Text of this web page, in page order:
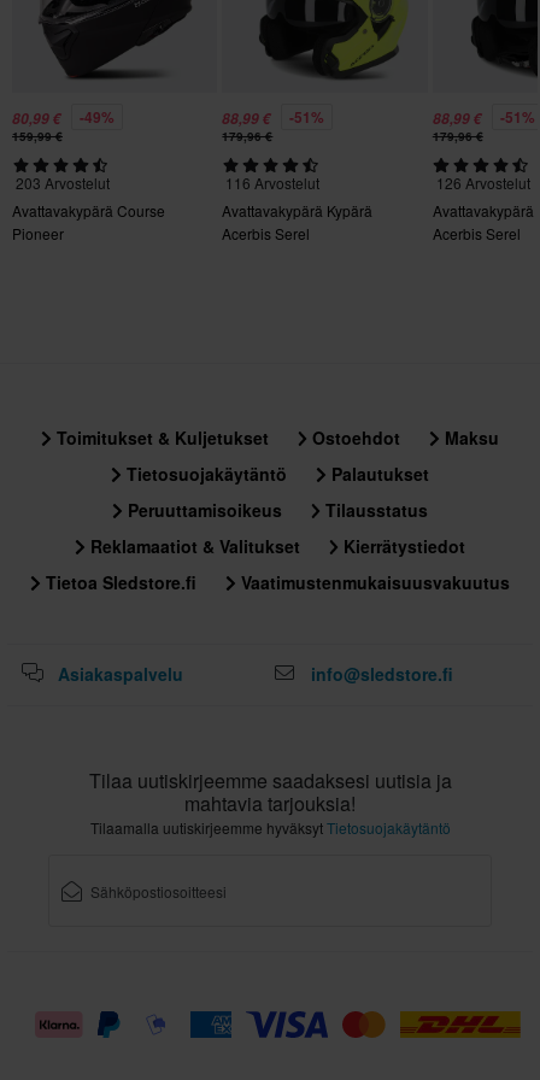
Kyllä
Merkki
Pinlock
Mukana
Paketin mitat
356 x 414 x 344 mm
XXL
356 x 414 x 344 mm
S
Sertifiointistandardi
80,99 € -49%
159,99 €
203 Arvostelut
Avattavakypärä Course
Pioneer
88,99 € -51%
179,96 €
116 Arvostelut
Avattavakypärä Kypärä
Acerbis Serel
88,99 € -51%
179,96 €
126 Arvostelut
Avattavakypärä
Acerbis Serel
Toimitukset & Kuljetukset Ostoehdot
Maksu
Tietosuojakäytäntö
Palautukset
Peruuttamisoikeus
Tilausstatus
Reklamaatiot & Valitukset
Kierrätystiedot
Tietoa Sledstore.fi
Vaatimustenmukaisuusvakuutus
Asiakaspalvelu info@sledstore.fi
Tilaa uutiskirjeemme saadaksesi uutisia ja
mahtavia tarjouksia!
Tilaamalla uutiskirjeemme hyväksytTietosuojakäytäntö